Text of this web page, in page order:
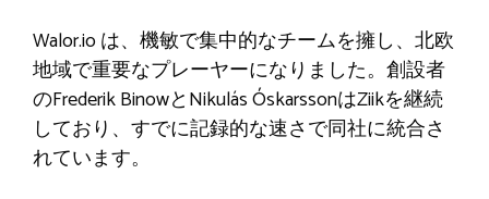
Walor.io は、機敏で集中的なチームを擁し、北欧
地域で重要なプレーヤーになりました。創設者
のFrederik BinowとNikulás ÓskarssonはZiikを継続
しており、すでに記録的な速さで同社に統合さ
れています。